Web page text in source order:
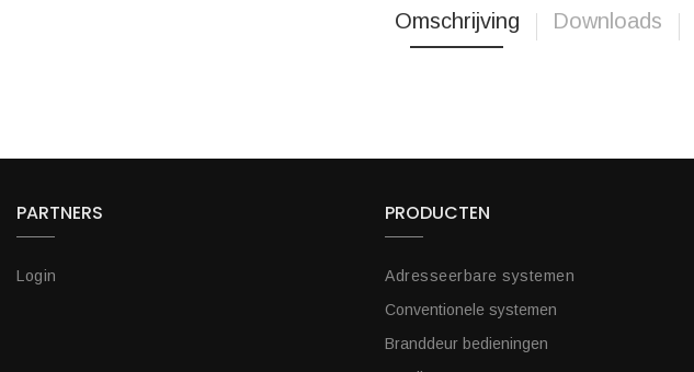
Omschrijving Downloads
PARTNERS
Login
PRODUCTEN
Adresseerbare systemen
Conventionele systemen
Branddeur bedieningen